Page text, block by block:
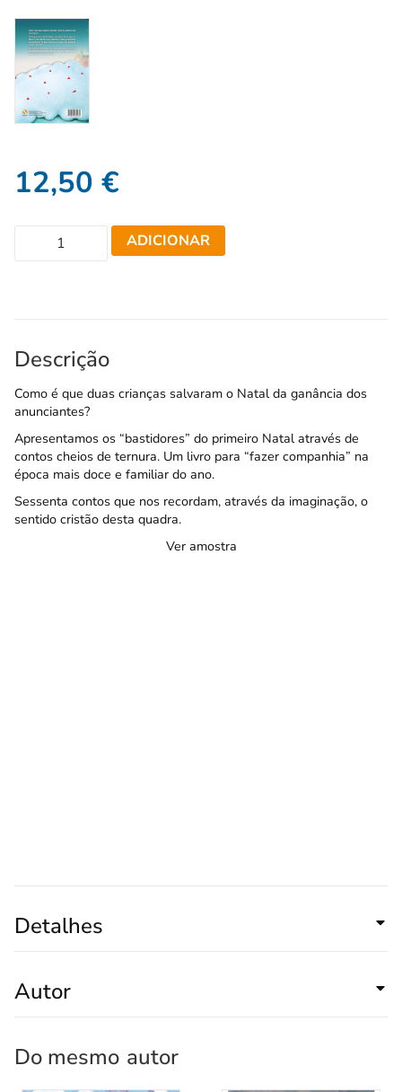
12,50 €
ADICIONAR
Descrição
Como é que duas crianças salvaram o Natal da ganância dos
anunciantes?
Apresentamos os “bastidores” do primeiro Natal através de
contos cheios de ternura. Um livro para “fazer companhia” na
época mais doce e familiar do ano.
Sessenta contos que nos recordam, através da imaginação, o
sentido cristão desta quadra.
Ver amostra
Detalhes
Autor
Do mesmo autor